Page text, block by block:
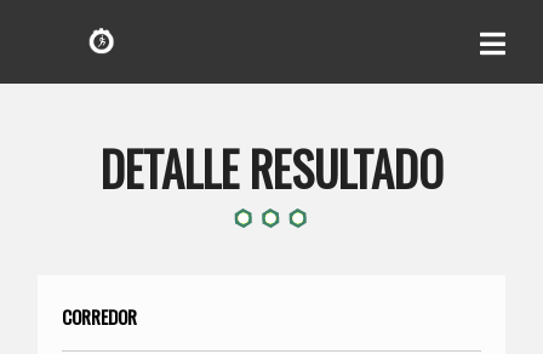
DETALLE RESULTADO
CORREDOR